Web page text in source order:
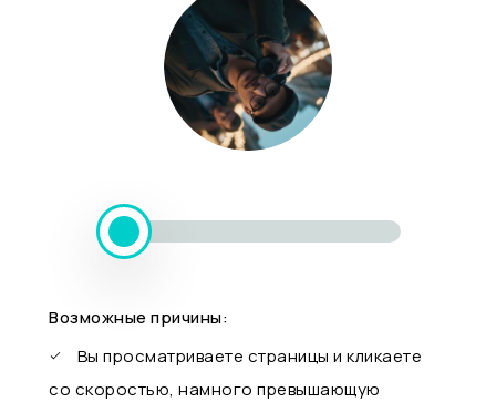
Возможные причины:
Вы просматриваете страницы и кликаете
со скоростью, намного превышающую